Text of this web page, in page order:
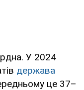
У 2024
держава
це 37–